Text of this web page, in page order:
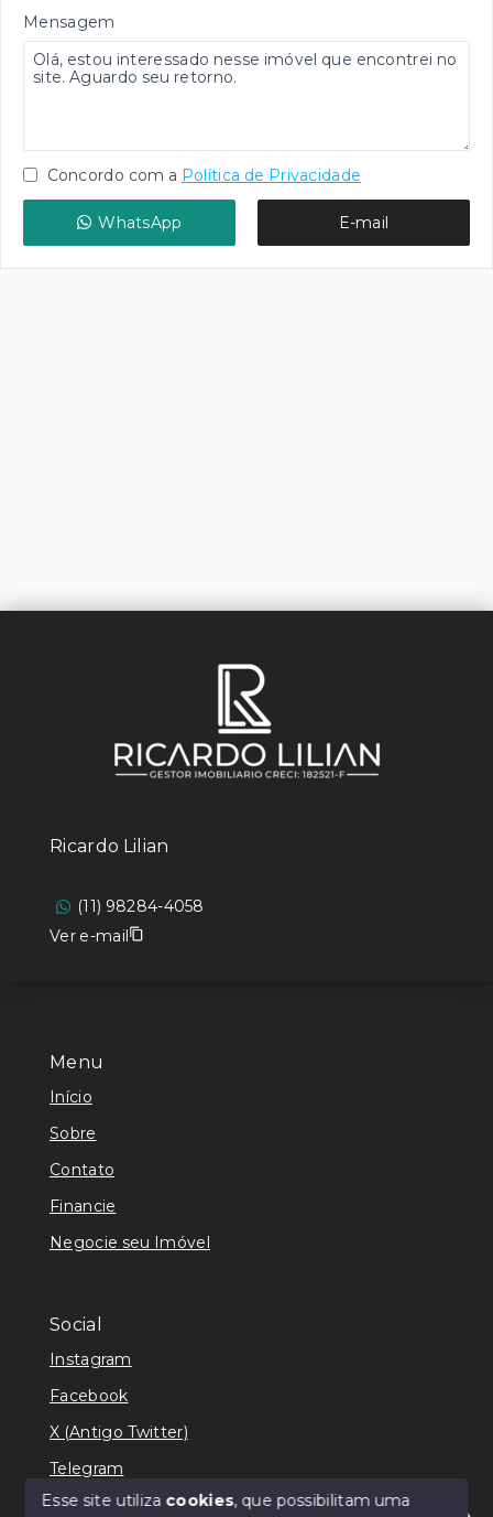
Mensagem
Concordo com a Política de Privacidade
WhatsApp E-mail
Menu
Início
Sobre
Contato
Financie
Negocie seu Imóvel
Social
Instagram
Facebook
X (Antigo Twitter)
Telegram
Ricardo Lilian
(11) 98284-4058
Ver e-mail
Esse site utiliza cookies, que possibilitam uma